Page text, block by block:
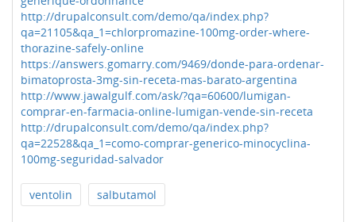
http://drupalconsult.com/demo/qa/index.php?
qa=21105&qa_1=chlorpromazine-100mg-order-where-
thorazine-safely-online
https://answers.gomarry.com/9469/donde-para-ordenar-
bimatoprosta-3mg-sin-receta-mas-barato-argentina
http://www.jawalgulf.com/ask/?qa=60600/lumigan-
comprar-en-farmacia-online-lumigan-vende-sin-receta
http://drupalconsult.com/demo/qa/index.php?
qa=22528&qa_1=como-comprar-generico-minocyclina-
100mg-seguridad-salvador
ventolin salbutamol